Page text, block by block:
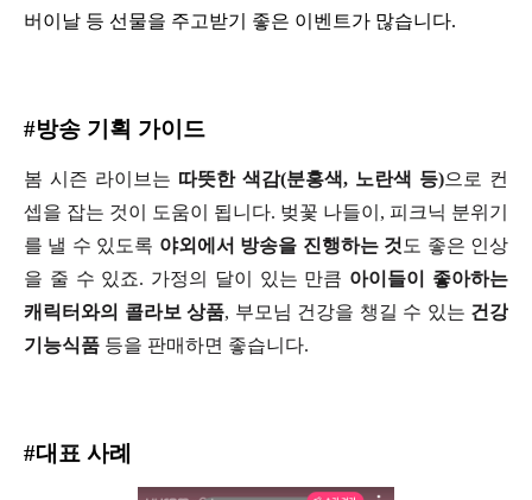
버이날 등 선물을 주고받기 좋은 이벤트가 많습니다.
#방송 기획 가이드
봄 시즌 라이브는 따뜻한 색감(분홍색, 노란색 등)으로 컨
셉을 잡는 것이 도움이 됩니다. 벚꽃 나들이, 피크닉 분위기
를 낼 수 있도록 야외에서 방송을 진행하는 것 도 좋은 인상
을 줄 수 있죠. 가정의 달이 있는 만큼 아이들이 좋아하는
캐릭터와의 콜라보 상품, 부모님 건강을 챙길 수 있는 건강
기능식품 등을 판매하면 좋습니다.
#대표 사례